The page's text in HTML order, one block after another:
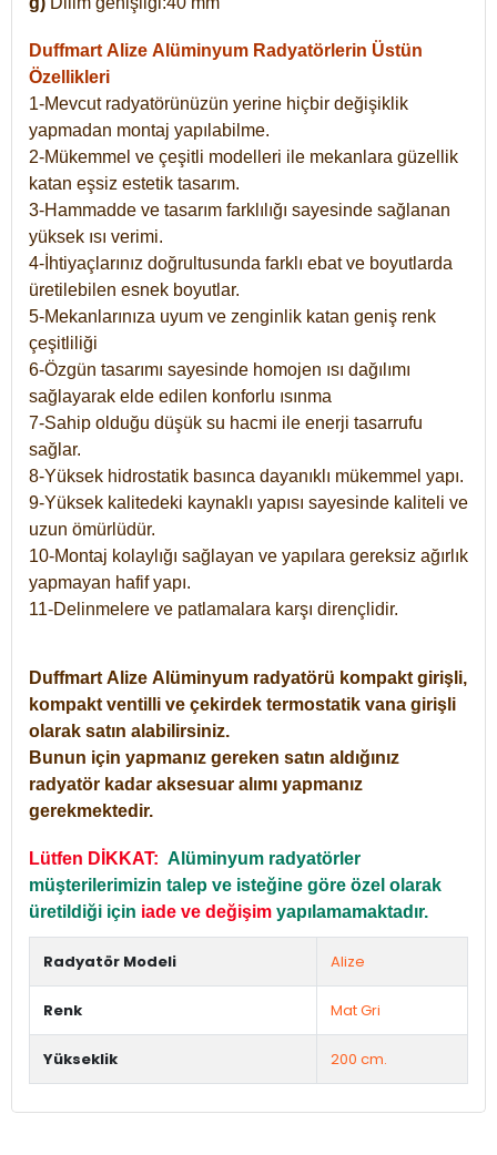
Duffmart Alize Alüminyum Radyatörlerin Üstün
Özellikleri
1-Mevcut radyatörünüzün yerine hiçbir değişiklik
yapmadan montaj yapılabilme.
2-Mükemmel ve çeşitli modelleri ile mekanlara güzellik
katan eşsiz estetik tasarım.
3-Hammadde ve tasarım farklılığı sayesinde sağlanan
yüksek ısı verimi.
4-İhtiyaçlarınız doğrultusunda farklı ebat ve boyutlarda
üretilebilen esnek boyutlar.
5-Mekanlarınıza uyum ve zenginlik katan geniş renk
çeşitliliği
6-Özgün tasarımı sayesinde homojen ısı dağılımı
sağlayarak elde edilen konforlu ısınma
7-Sahip olduğu düşük su hacmi ile enerji tasarrufu
sağlar.
8-Yüksek hidrostatik basınca dayanıklı mükemmel yapı.
9-Yüksek kalitedeki kaynaklı yapısı sayesinde kaliteli ve
uzun ömürlüdür.
10-Montaj kolaylığı sağlayan ve yapılara gereksiz ağırlık
yapmayan hafif yapı.
11-Delinmelere ve patlamalara karşı dirençlidir.
Duffmart Alize Alüminyum radyatörü kompakt girişli,
kompakt ventilli ve çekirdek termostatik vana girişli
olarak satın alabilirsiniz.
Bunun için yapmanız gereken satın aldığınız
radyatör kadar aksesuar alımı yapmanız
gerekmektedir.
Lütfen DİKKAT: Alüminyum radyatörler
müşterilerimizin talep ve isteğine göre özel olarak
üretildiği için iade ve değişim yapılamamaktadır.
Radyatör Modeli Alize
Renk Mat Gri
Yükseklik 200 cm.